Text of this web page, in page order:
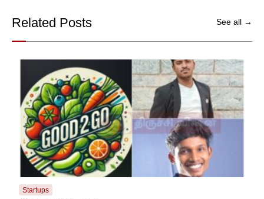
Related Posts See all →
Startups